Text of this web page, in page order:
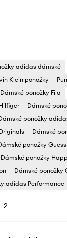
adidas dámské
Klein ponožky
Dámské ponožky Fila
Dámské
ponožky
Dámské
ponožky Guess
Dámské ponožky
Dámské ponožky
adidas Performance
2